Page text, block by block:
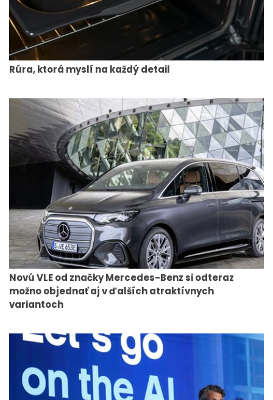
Rúra, ktorá myslí na každý detail
Novú VLE od značky Mercedes-Benz si odteraz
možno objednať aj v ďalších atraktívnych
variantoch